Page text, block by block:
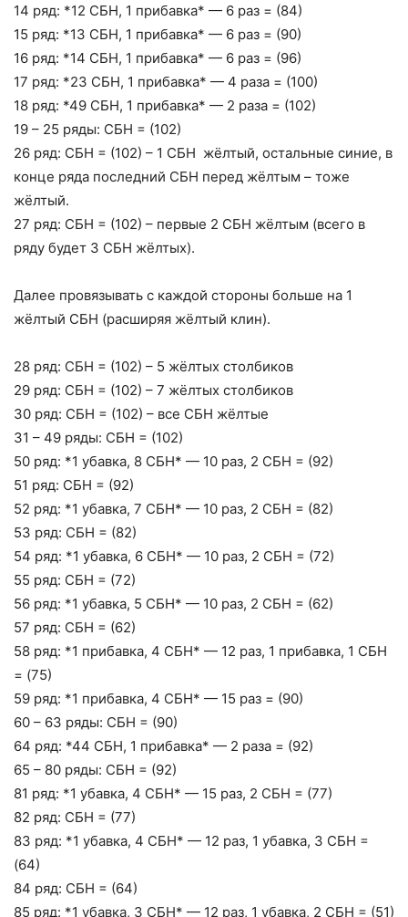
14 ряд: *12 СБН, 1 прибавка* — 6 раз = (84)
15 ряд: *13 СБН, 1 прибавка* — 6 раз = (90)
16 ряд: *14 СБН, 1 прибавка* — 6 раз = (96)
17 ряд: *23 СБН, 1 прибавка* — 4 раза = (100)
18 ряд: *49 СБН, 1 прибавка* — 2 раза = (102)
19 – 25 ряды: СБН = (102)
26 ряд: СБН = (102) – 1 СБН жёлтый, остальные синие, в
конце ряда последний СБН перед жёлтым – тоже
жёлтый.
27 ряд: СБН = (102) – первые 2 СБН жёлтым (всего в
ряду будет 3 СБН жёлтых).
Далее провязывать с каждой стороны больше на 1
жёлтый СБН (расширяя жёлтый клин).
28 ряд: СБН = (102) – 5 жёлтых столбиков
29 ряд: СБН = (102) – 7 жёлтых столбиков
30 ряд: СБН = (102) – все СБН жёлтые
31 – 49 ряды: СБН = (102)
50 ряд: *1 убавка, 8 СБН* — 10 раз, 2 СБН = (92)
51 ряд: СБН = (92)
52 ряд: *1 убавка, 7 СБН* — 10 раз, 2 СБН = (82)
53 ряд: СБН = (82)
54 ряд: *1 убавка, 6 СБН* — 10 раз, 2 СБН = (72)
55 ряд: СБН = (72)
56 ряд: *1 убавка, 5 СБН* — 10 раз, 2 СБН = (62)
57 ряд: СБН = (62)
58 ряд: *1 прибавка, 4 СБН* — 12 раз, 1 прибавка, 1 СБН
= (75)
59 ряд: *1 прибавка, 4 СБН* — 15 раз = (90)
60 – 63 ряды: СБН = (90)
64 ряд: *44 СБН, 1 прибавка* — 2 раза = (92)
65 – 80 ряды: СБН = (92)
81 ряд: *1 убавка, 4 СБН* — 15 раз, 2 СБН = (77)
82 ряд: СБН = (77)
83 ряд: *1 убавка, 4 СБН* — 12 раз, 1 убавка, 3 СБН =
(64)
84 ряд: СБН = (64)
85 ряд: *1 убавка, 3 СБН* — 12 раз, 1 убавка, 2 СБН = (51)